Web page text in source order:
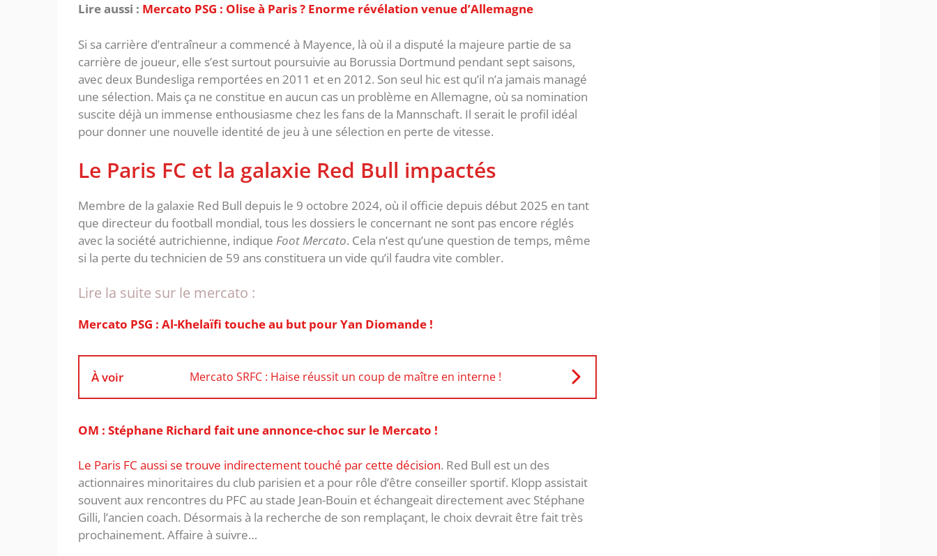
Lire aussi : Mercato PSG : Olise à Paris ? Enorme révélation venue d’Allemagne
Si sa carrière d’entraîneur a commencé à Mayence, là où il a disputé la majeure partie de sa
carrière de joueur, elle s’est surtout poursuivie au Borussia Dortmund pendant sept saisons,
avec deux Bundesliga remportées en 2011 et en 2012. Son seul hic est qu’il n’a jamais managé
une sélection. Mais ça ne constitue en aucun cas un problème en Allemagne, où sa nomination
suscite déjà un immense enthousiasme chez les fans de la Mannschaft. Il serait le profil idéal
pour donner une nouvelle identité de jeu à une sélection en perte de vitesse.
Le Paris FC et la galaxie Red Bull impactés
Membre de la galaxie Red Bull depuis le 9 octobre 2024, où il officie depuis début 2025 en tant
que directeur du football mondial, tous les dossiers le concernant ne sont pas encore réglés
avec la société autrichienne, indique Foot Mercato. Cela n’est qu’une question de temps, même
si la perte du technicien de 59 ans constituera un vide qu’il faudra vite combler.
Lire la suite sur le mercato :
Mercato PSG : Al-Khelaïfi touche au but pour Yan Diomande !
À voir Mercato SRFC : Haise réussit un coup de maître en interne !
OM : Stéphane Richard fait une annonce-choc sur le Mercato !
Le Paris FC aussi se trouve indirectement touché par cette décision. Red Bull est un des
actionnaires minoritaires du club parisien et a pour rôle d’être conseiller sportif. Klopp assistait
souvent aux rencontres du PFC au stade Jean-Bouin et échangeait directement avec Stéphane
Gilli, l’ancien coach. Désormais à la recherche de son remplaçant, le choix devrait être fait très
prochainement. Affaire à suivre…